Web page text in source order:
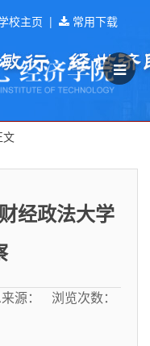
校主页 | 常用下载
文
经政法大学
源：
浏览次数：